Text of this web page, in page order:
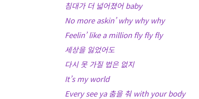
침대가 더 넓어졌어 baby
No more askin’ why why why
Feelin’ like a million fly fly fly
세상을 잃었어도
다시 못 가질 법은 없지
It’s my world
Every see ya 춤을 춰 with your body